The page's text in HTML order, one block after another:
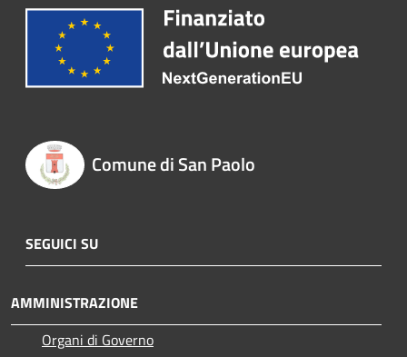
Comune di San Paolo
SEGUICI SU
AMMINISTRAZIONE
Organi di Governo